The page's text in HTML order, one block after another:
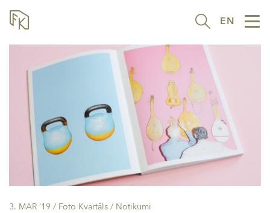
EN
3. MAR ’19 / Foto Kvartāls / Notikumi